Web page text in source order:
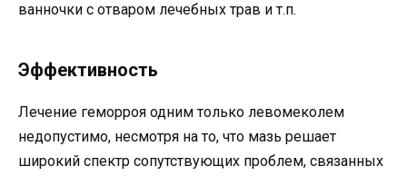
ванночки с отваром лечебных трав и т.п.
Эффективность
Лечение геморроя одним только левомеколем
недопустимо, несмотря на то, что мазь решает
широкий спектр сопутствующих проблем, связанных